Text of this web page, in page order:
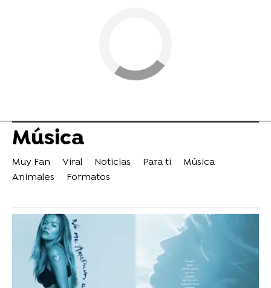
Música
Muy Fan Viral Noticias Para ti
Música
Animales
Formatos